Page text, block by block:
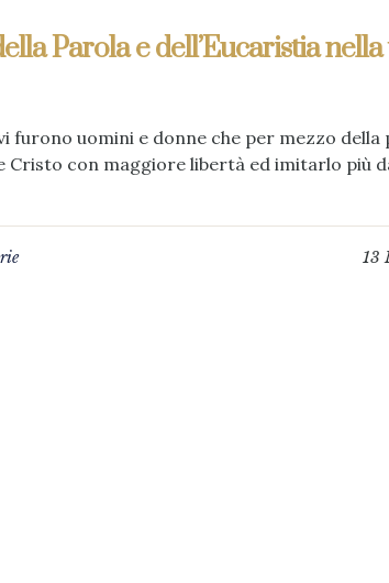
Parola e dell’Eucaristia
furono uomini e donne che per mezzo
Cristo con maggiore libertà ed imitarlo più
13